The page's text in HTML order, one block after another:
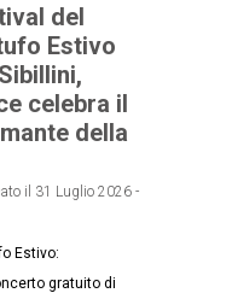
del
Estivo
celebra il
della
il 31 Luglio 2026 -
Estivo:
gratuito di